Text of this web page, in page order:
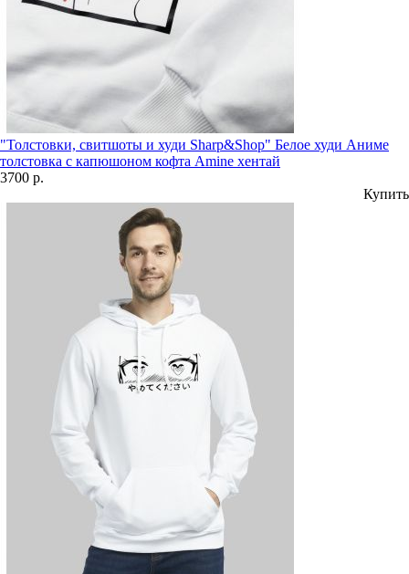
"Толстовки, свитшоты и худи Sharp&Shop" Белое худи Аниме
толстовка с капюшоном кофта Amine хентай
3700 р.
Купить